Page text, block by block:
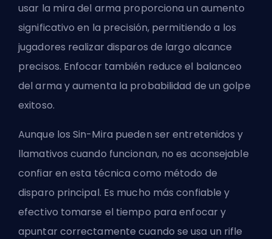
usar la mira del arma proporciona un aumento
significativo en la precisión, permitiendo a los
jugadores realizar disparos de largo alcance
precisos. Enfocar también reduce el balanceo
del arma y aumenta la probabilidad de un golpe
exitoso.
Aunque los Sin-Mira pueden ser entretenidos y
llamativos cuando funcionan, no es aconsejable
confiar en esta técnica como método de
disparo principal. Es mucho más confiable y
efectivo tomarse el tiempo para enfocar y
apuntar correctamente cuando se usa un rifle